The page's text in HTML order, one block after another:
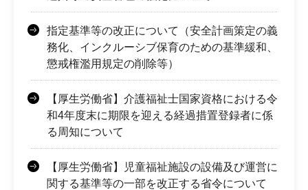
指定基準等の改正について（安全計画策定の義
務化、インクルーシブ保育のための基準緩和、
懲戒権濫用規定の削除等）
【厚生労働省】介護福祉士国家資格における令
和4年度末に期限を迎える経過措置登録者に係
る周知について
【厚生労働省】児童福祉施設の設備及び運営に
関する基準等の一部を改正する省令について